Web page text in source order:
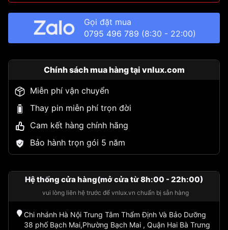
Gọi đặt mua
0795 496 789 (8:30 - 22:00)
Chính sách mua hàng tại vnlux.com
Miễn phí vận chuyển
Thay pin miễn phí trọn đời
Cam kết hàng chính hãng
Bảo hành trọn gói 5 năm
Hệ thống cửa hàng(mở cửa từ 8h:00 - 22h:00)
vui lòng liên hệ trước để vnlux.vn chuẩn bị sẵn hàng
Chi nhánh Hà Nội Trung Tâm Thẩm Định Và Bảo Dưỡng
38 phố Bạch Mai,Phường Bạch Mai , Quận Hai Bà Trưng